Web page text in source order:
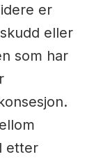
er
eller
som har
etter